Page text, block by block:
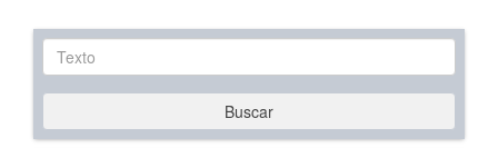
Texto
Buscar